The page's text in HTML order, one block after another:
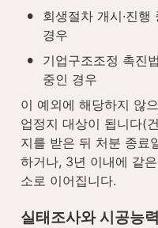
•
회생절차 개시·진
경우
•
기업구조조정 촉진
중인 경우
이 예외에 해당하지 않
업정지 대상이 됩니다(
지를 받은 뒤 처분 종료
하거나, 3년 이내에 같
소로 이어집니다.
실태조사와 시공능